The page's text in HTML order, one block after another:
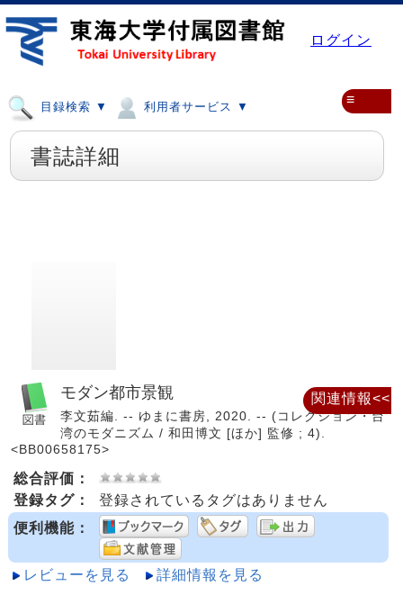
ログイン
目録検索 ▼ 利用者サービス ▼ ≡
書誌詳細
モダン都市景観
李文茹編. -- ゆまに書房, 2020. -- (コレクション・台
湾のモダニズム / 和田博文 [ほか] 監修 ; 4).
<BB00658175>
総合評価：
登録タグ：
登録されているタグはありません
便利機能：
レビューを見る 詳細情報を見る
関連情報<<